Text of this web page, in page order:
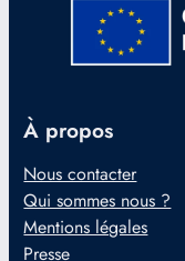
À propos
Nous contacter
Qui sommes nous ?
Mentions légales
Presse